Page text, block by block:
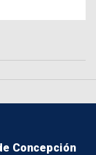
Concepción